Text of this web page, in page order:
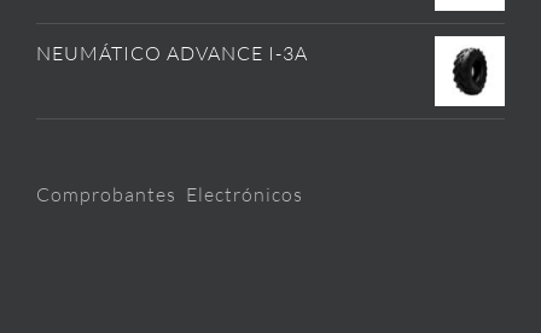
NEUMÁTICO ADVANCE I-3A
Comprobantes Electrónicos